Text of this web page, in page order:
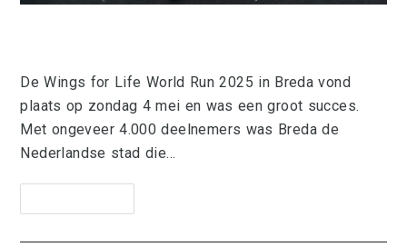
De Wings for Life World Run 2025 in Breda vond
plaats op zondag 4 mei en was een groot succes.
Met ongeveer 4.000 deelnemers was Breda de
Nederlandse stad die…